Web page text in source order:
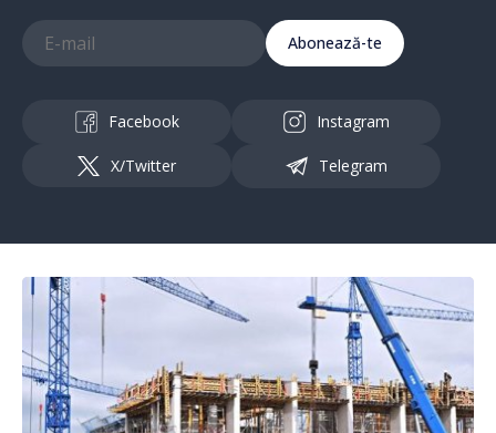
Abonează-te
Facebook Instagram
X/Twitter Telegram